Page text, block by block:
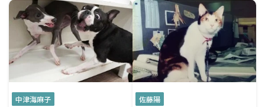
中津海麻子
佐藤陽